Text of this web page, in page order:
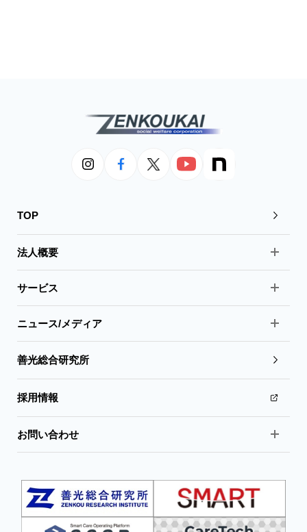
TOP
法人概要
サービス
ニュース/メディア
善光総合研究所
採用情報
お問い合わせ